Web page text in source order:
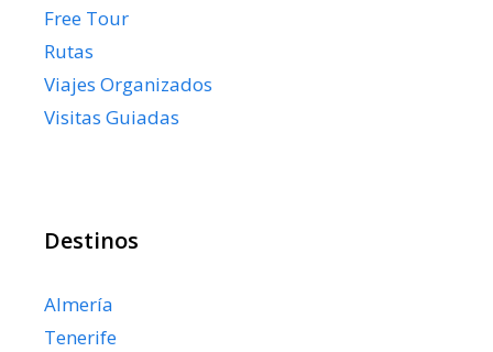
Free Tour
Rutas
Viajes Organizados
Visitas Guiadas
Destinos
Almería
Tenerife